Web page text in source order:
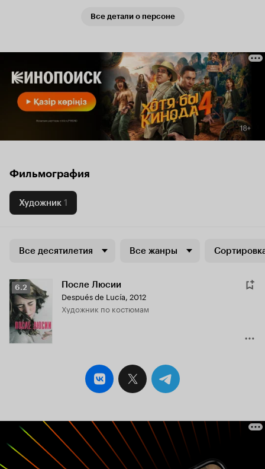
Все детали о персоне
Фильмография
Художник 1
Все десятилетия Все жанры
Рейтинг
Кинопоиска
6.2
6.2 После Люсии
Después de Lucía, 2012
Художник по костюмам